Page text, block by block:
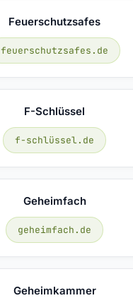
Feuerschutzsafes
feuerschutzsafes.de
F-Schlüssel
f-schlüssel.de
Geheimfach
geheimfach.de
Geheimkammer